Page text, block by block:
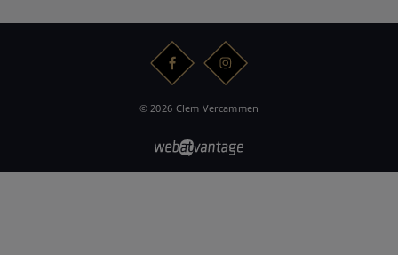
© 2026 Clem Vercammen